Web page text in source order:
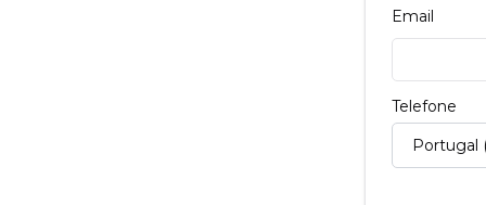
Email
Telefone
Portugal